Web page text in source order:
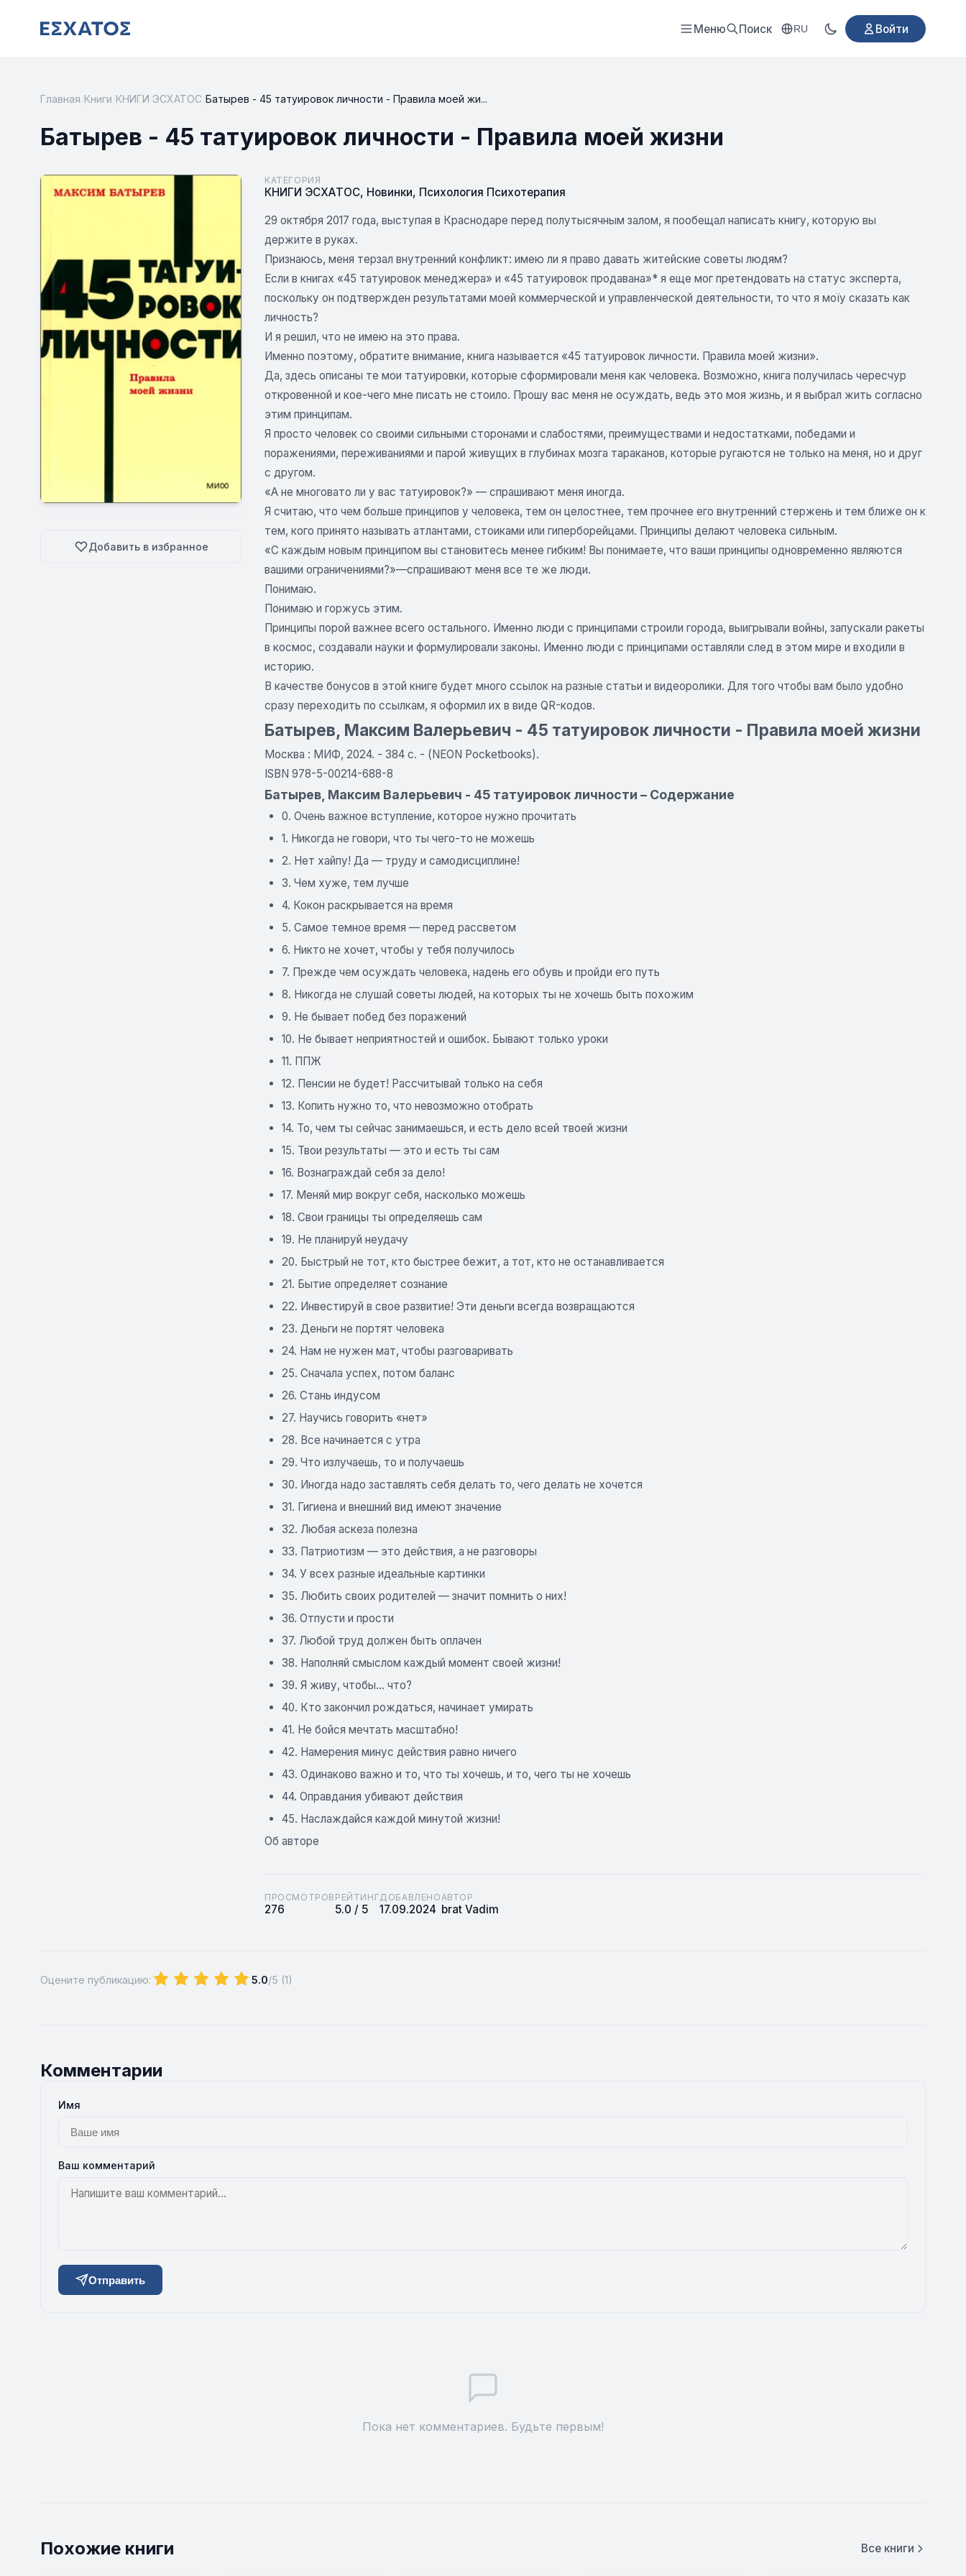
Меню Поиск RU Войти
Главная Книги КНИГИ ЭСХАТОС Батырев - 45 татуировок личности - Правила моей жи...
Батырев - 45 татуировок личности - Правила моей жизни
Добавить в избранное
КАТЕГОРИЯ
КНИГИ ЭСХАТОС, Новинки, Психология Психотерапия
29 октября 2017 года, выступая в Краснодаре перед полутысячным залом, я пообещал написать книгу, которую вы
держите в руках.
Признаюсь, меня терзал внутренний конфликт: имею ли я право давать житейские советы людям?
Если в книгах «45 татуировок менеджера» и «45 татуировок продавана»* я еще мог претендовать на статус эксперта,
поскольку он подтвержден результатами моей коммерческой и управленческой деятельности, то что я моїу сказать как
личность?
И я решил, что не имею на это права.
Именно поэтому, обратите внимание, книга называется «45 татуировок личности. Правила моей жизни».
Да, здесь описаны те мои татуировки, которые сформировали меня как человека. Возможно, книга получилась чересчур
откровенной и кое-чего мне писать не стоило. Прошу вас меня не осуждать, ведь это моя жизнь, и я выбрал жить согласно
этим принципам.
Я просто человек со своими сильными сторонами и слабостями, преимуществами и недостатками, победами и
поражениями, переживаниями и парой живущих в глубинах мозга тараканов, которые ругаются не только на меня, но и друг
с другом.
«А не многовато ли у вас татуировок?» — спрашивают меня иногда.
Я считаю, что чем больше принципов у человека, тем он целостнее, тем прочнее его внутренний стержень и тем ближе он к
тем, кого принято называть атлантами, стоиками или гиперборейцами. Принципы делают человека сильным.
«С каждым новым принципом вы становитесь менее гибким! Вы понимаете, что ваши принципы одновременно являются
вашими ограничениями?»—спрашивают меня все те же люди.
Понимаю.
Понимаю и горжусь этим.
Принципы порой важнее всего остального. Именно люди с принципами строили города, выигрывали войны, запускали ракеты
в космос, создавали науки и формулировали законы. Именно люди с принципами оставляли след в этом мире и входили в
историю.
В качестве бонусов в этой книге будет много ссылок на разные статьи и видеоролики. Для того чтобы вам было удобно
сразу переходить по ссылкам, я оформил их в виде QR-кодов.
Батырев, Максим Валерьевич - 45 татуировок личности - Правила моей жизни
Москва : МИФ, 2024. - 384 с. - (NEON Pocketbooks).
ISBN 978-5-00214-688-8
Батырев, Максим Валерьевич - 45 татуировок личности – Содержание
0. Очень важное вступление, которое нужно прочитать
1. Никогда не говори, что ты чего-то не можешь
2. Нет хайпу! Да — труду и самодисциплине!
3. Чем хуже, тем лучше
4. Кокон раскрывается на время
5. Самое темное время — перед рассветом
6. Никто не хочет, чтобы у тебя получилось
7. Прежде чем осуждать человека, надень его обувь и пройди его путь
8. Никогда не слушай советы людей, на которых ты не хочешь быть похожим
9. Не бывает побед без поражений
10. Не бывает неприятностей и ошибок. Бывают только уроки
11. ППЖ
12. Пенсии не будет! Рассчитывай только на себя
13. Копить нужно то, что невозможно отобрать
14. То, чем ты сейчас занимаешься, и есть дело всей твоей жизни
15. Твои результаты — это и есть ты сам
16. Вознаграждай себя за дело!
17. Меняй мир вокруг себя, насколько можешь
18. Свои границы ты определяешь сам
19. Не планируй неудачу
20. Быстрый не тот, кто быстрее бежит, а тот, кто не останавливается
21. Бытие определяет сознание
22. Инвестируй в свое развитие! Эти деньги всегда возвращаются
23. Деньги не портят человека
24. Нам не нужен мат, чтобы разговаривать
25. Сначала успех, потом баланс
26. Стань индусом
27. Научись говорить «нет»
28. Все начинается с утра
29. Что излучаешь, то и получаешь
30. Иногда надо заставлять себя делать то, чего делать не хочется
31. Гигиена и внешний вид имеют значение
32. Любая аскеза полезна
33. Патриотизм — это действия, а не разговоры
34. У всех разные идеальные картинки
35. Любить своих родителей — значит помнить о них!
36. Отпусти и прости
37. Любой труд должен быть оплачен
38. Наполняй смыслом каждый момент своей жизни!
39. Я живу, чтобы... что?
40. Кто закончил рождаться, начинает умирать
41. Не бойся мечтать масштабно!
42. Намерения минус действия равно ничего
43. Одинаково важно и то, что ты хочешь, и то, чего ты не хочешь
44. Оправдания убивают действия
45. Наслаждайся каждой минутой жизни!
Об авторе
ПРОСМОТРОВ
276
РЕЙТИНГ
5.0 / 5
ДОБАВЛЕНО
17.09.2024
АВТОР
brat Vadim
Оцените публикацию: 5.0/5 (1)
Комментарии
Имя
Ваш комментарий
Отправить
Пока нет комментариев. Будьте первым!
Похожие книги Все книги